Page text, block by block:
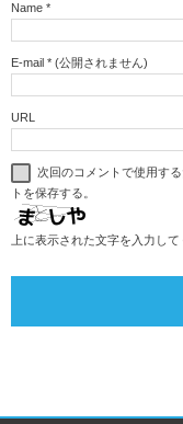
Name *
E-mail * (公開されません)
URL
次回のコメントで使用す
トを保存する。
上に表示された文字を入力して